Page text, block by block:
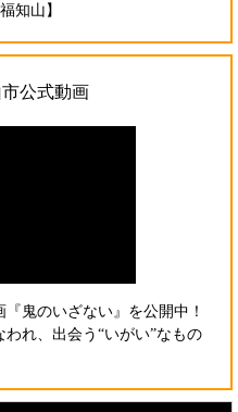
知山】
公式動画
鬼のいざない』を公開中！
れ、出会う“いがい”なもの